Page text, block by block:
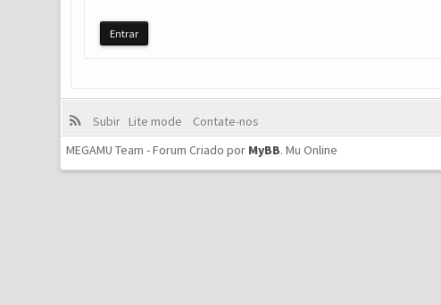
Subir Lite mode
Contate-nos
MEGAMU Team - Forum Criado por MyBB.Mu Online